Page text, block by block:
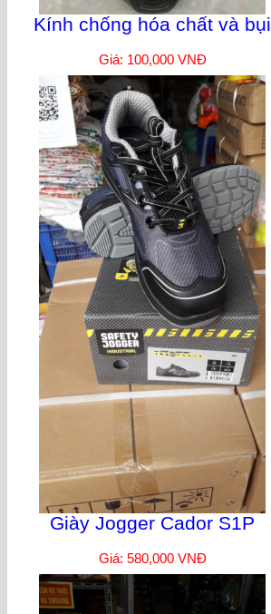
Kính chống hóa chất và bụi
Giá: 100,000 VNĐ
Giày Jogger Cador S1P
Giá: 580,000 VNĐ